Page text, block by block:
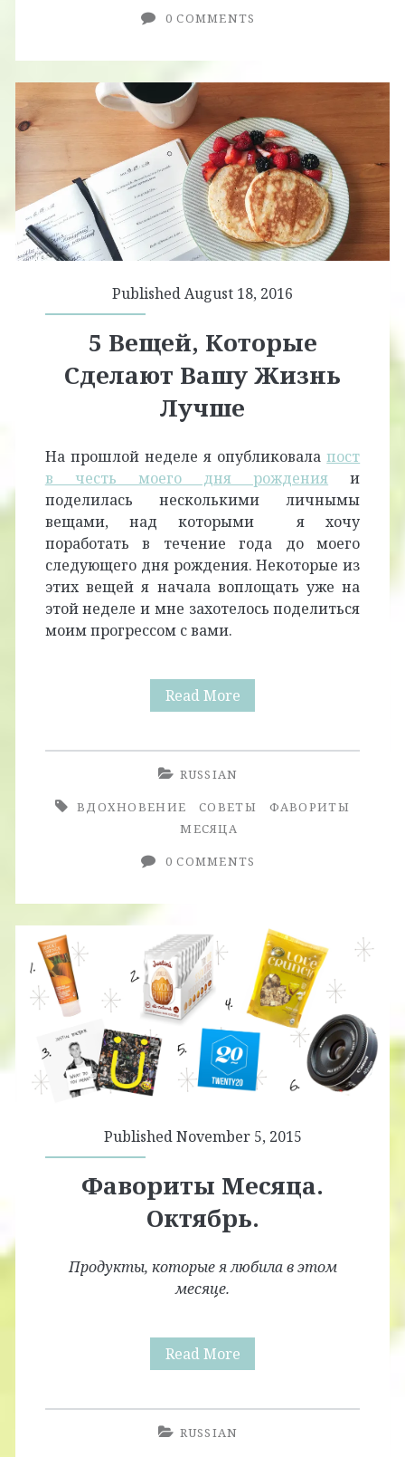
0 COMMENTS
Published August 18, 2016
5 Вещей, Которые
Сделают Вашу Жизнь
Лучше
На прошлой неделе я опубликовалапост
в честь моего дня рождения и
поделилась несколькими личнымы
вещами, над которыми я хочу
поработать в течение года до моего
следующего дня рождения. Некоторые из
этих вещей я начала воплощать уже на
этой неделе и мне захотелось поделиться
моим прогрессом с вами.
Read More5
Жизнь
RUSSIAN
ВДОХНОВЕНИЕ
СОВЕТЫ
ФАВОРИТЫ
МЕСЯЦА
0 COMMENTS
Published November 5, 2015
Фавориты Месяца.
Октябрь.
Продукты, которые я любила в этом
месяце.
Read MoreФавориты
RUSSIAN